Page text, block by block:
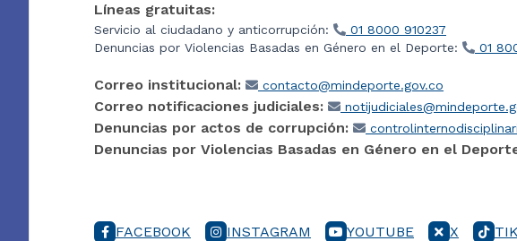
Líneas gratuitas:
Servicio al ciudadano y anticorrupción:
01 8000 910237
Denuncias por Violencias Basadas en Género en el Deporte:
01
Correo institucional: contacto@mindeporte.gov.co
Correo notificaciones judiciales:
Denuncias por actos de corrupción:
Denuncias por Violencias Basadas en Género en el
FACEBOOK INSTAGRAM YOUTUBE X